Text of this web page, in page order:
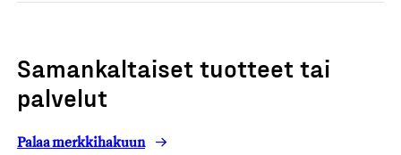
Samankaltaiset tuotteet tai
palvelut
Palaa merkkihakuun